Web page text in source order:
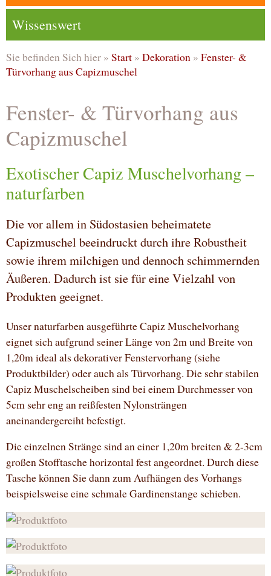
Wissenswert
Sie befinden Sich hier » Start » Dekoration » Fenster- &
Türvorhang aus Capizmuschel
Fenster- & Türvorhang aus
Capizmuschel
Exotischer Capiz Muschelvorhang –
naturfarben
Die vor allem in Südostasien beheimatete
Capizmuschel beeindruckt durch ihre Robustheit
sowie ihrem milchigen und dennoch schimmernden
Äußeren. Dadurch ist sie für eine Vielzahl von
Produkten geeignet.
Unser naturfarben ausgeführte Capiz Muschelvorhang
eignet sich aufgrund seiner Länge von 2m und Breite von
1,20m ideal als dekorativer Fenstervorhang (siehe
Produktbilder) oder auch als Türvorhang. Die sehr stabilen
Capiz Muschelscheiben sind bei einem Durchmesser von
5cm sehr eng an reißfesten Nylonsträngen
aneinandergereiht befestigt.
Die einzelnen Stränge sind an einer 1,20m breiten & 2-3cm
großen Stofftasche horizontal fest angeordnet. Durch diese
Tasche können Sie dann zum Aufhängen des Vorhangs
beispielsweise eine schmale Gardinenstange schieben.